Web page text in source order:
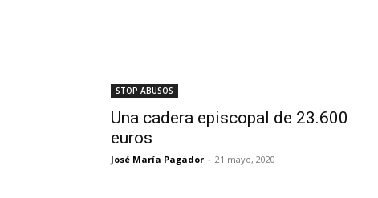
STOP ABUSOS
Una cadera episcopal de 23.600
euros
José María Pagador - 21 mayo, 2020